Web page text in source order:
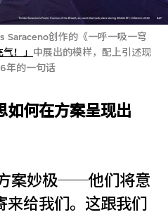
Saraceno创作的《一呼一吸一穹
！」 中展出的模样，配上引述现
年的一句话
如何在方案呈现出
案妙极──他们将意
来给我们。这跟我们